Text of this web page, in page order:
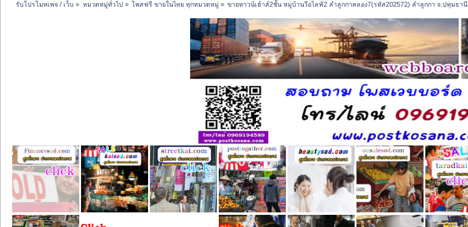
รับโปรโมทเพจ / เว็บ » หมวดหมู่ทั่วไป» โพสฟรี ขายในไทย ทุกหมวดหมู่» ขายทาวน์เฮ้าส์2ชั้น หมู่บ้านวีอไลฟ์2 ลำลูกกาคลอง7(รหัส202572) ลำลูกกา จ.ปทุมธานี